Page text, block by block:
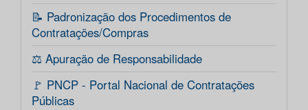
📝 Padronização dos Procedimentos de
Contratações/Compras
⚖️ Apuração de Responsabilidade
🚩 PNCP - Portal Nacional de Contratações
Públicas